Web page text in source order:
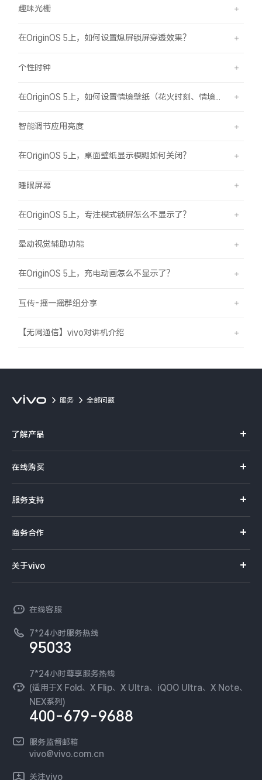
趣味光栅
在OriginOS 5上，如何设置熄屏锁屏穿透效果？
个性时钟
智能调节应用亮度
在OriginOS 5上，桌面壁纸显示模糊如何关闭？
睡眠屏幕
在OriginOS 5上，专注模式锁屏怎么不显示了？
晕动视觉辅助功能
在OriginOS 5上，充电动画怎么不显示了？
互传-摇一摇群组分享
【无网通信】vivo对讲机介绍
服务 全部问题
了解产品
S系列
Y系列
iQOO手机
T系列
NEX系列
在线购买
选购手机
选购配件
订单查询
服务支持
服务网点
查找手机
环保回收
安全公告
服务隐私政策
Log还原LUTs下载
vivo 办公套件
商务合作
开放平台
vivo 企业业务
廉正合规
国补营业执照
无线电发射设备销售备案
关于vivo
工作机会
新闻资讯
可持续发展
vivo 蔡司影像
开发者社区
在线客服
7*24小时服务热线
95033
7*24小时尊享服务热线
(适用于X Fold、X Flip、X Ultra、iQOO Ultra、X Note、
NEX系列)
400-679-9688
服务监督邮箱
vivo@vivo.com.cn
关注vivo